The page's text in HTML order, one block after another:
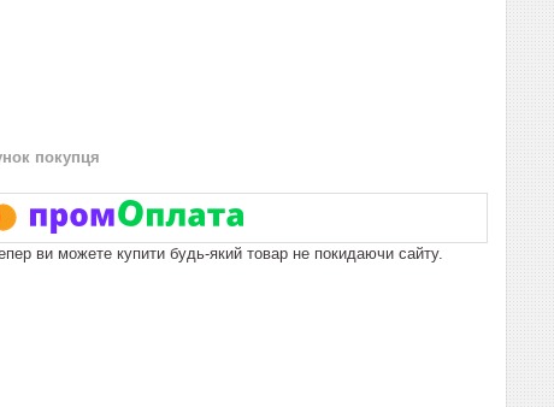
покупця
ви можете купити будь-який товар не покидаючи сайту.